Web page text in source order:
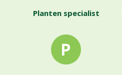
Planten specialist